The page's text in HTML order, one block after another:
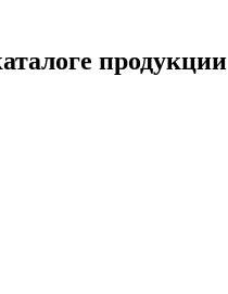
продукции